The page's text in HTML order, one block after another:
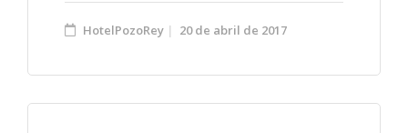
HotelPozoRey 20 de abril de 2017